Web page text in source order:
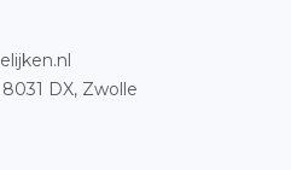
8031 DX, Zwolle